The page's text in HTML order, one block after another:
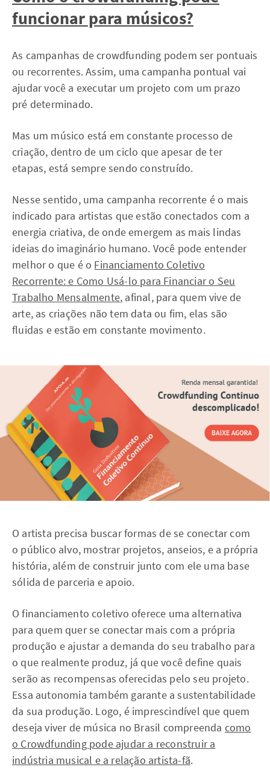
funcionar para músicos?
As campanhas de crowdfunding podem ser pontuais
ou recorrentes. Assim, uma campanha pontual vai
ajudar você a executar um projeto com um prazo
pré determinado.
Mas um músico está em constante processo de
criação, dentro de um ciclo que apesar de ter
etapas, está sempre sendo construído.
Nesse sentido, uma campanha recorrente é o mais
indicado para artistas que estão conectados com a
energia criativa, de onde emergem as mais lindas
ideias do imaginário humano. Você pode entender
melhor o que é o Financiamento Coletivo
Recorrente: e Como Usá-lo para Financiar o Seu
Trabalho Mensalmente, afinal, para quem vive de
arte, as criações não tem data ou fim, elas são
fluidas e estão em constante movimento.
O artista precisa buscar formas de se conectar com
o público alvo, mostrar projetos, anseios, e a própria
história, além de construir junto com ele uma base
sólida de parceria e apoio.
O financiamento coletivo oferece uma alternativa
para quem quer se conectar mais com a própria
produção e ajustar a demanda do seu trabalho para
o que realmente produz, já que você define quais
serão as recompensas oferecidas pelo seu projeto.
Essa autonomia também garante a sustentabilidade
da sua produção. Logo, é imprescindível que quem
deseja viver de música no Brasil compreenda como
o Crowdfunding pode ajudar a reconstruir a
indústria musical e a relação artista-fã.